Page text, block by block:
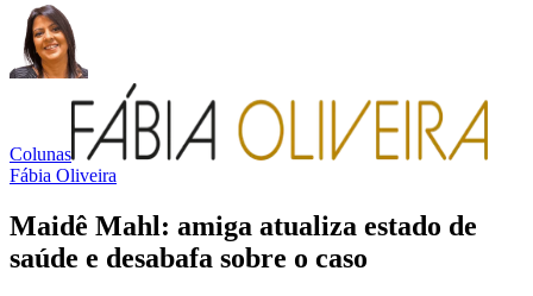
Colunas
Fábia Oliveira
Maidê Mahl: amiga atualiza estado de
saúde e desabafa sobre o caso